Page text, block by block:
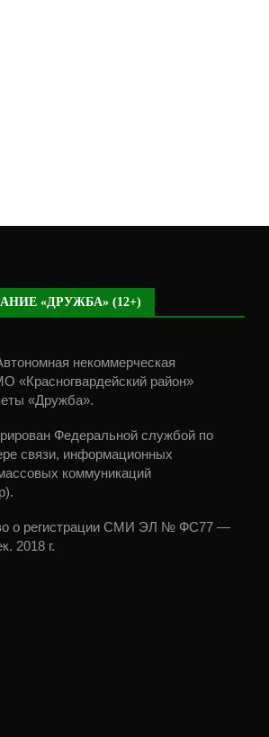
«ДРУЖБА» (12+)
некоммерческая
«Красногвардейский район»
«Дружба».
Федеральной службой по
связи, информационных
коммуникаций
о регистрации СМИ ЭЛ № ФС77 —
2018 г.